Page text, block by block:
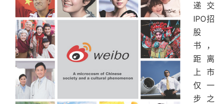
递交
IPO招
股
书，
距离
上市
仅一
步之